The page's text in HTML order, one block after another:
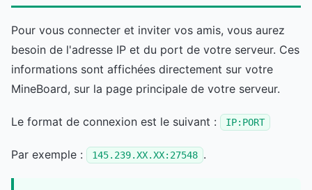
Pour vous connecter et inviter vos amis, vous aurez
besoin de l'adresse IP et du port de votre serveur. Ces
informations sont affichées directement sur votre
MineBoard, sur la page principale de votre serveur.
Le format de connexion est le suivant : IP:PORT
Par exemple : 145.239.XX.XX:27548 .